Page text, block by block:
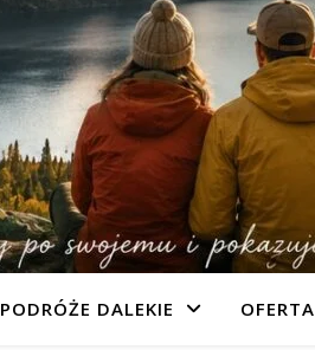
PODRÓŻE DALEKIE OFERTA